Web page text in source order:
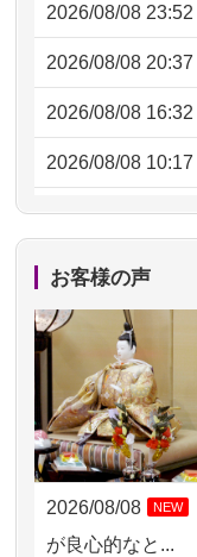
2026/08/08 23:52
2026/08/08 20:37
2026/08/08 16:32
2026/08/08 10:17
2026/08/07 20:31
2026/08/07 09:26
2026/08/06 21:28
2026/08/06 17:56
2026/08/06 10:06
2026/08/06 09:17
2026/08/06 06:48
お客様の声
2026/08/08 NEW
が良心的なと...